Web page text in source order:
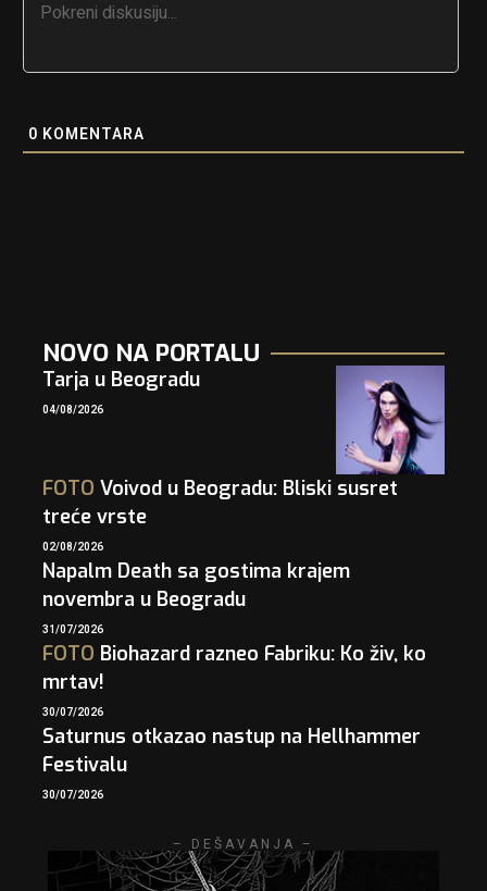
0 KOMENTARA
NOVO NA PORTALU
Tarja u Beogradu
04/08/2026
FOTO Voivod u Beogradu: Bliski susret
treće vrste
02/08/2026
Napalm Death sa gostima krajem
novembra u Beogradu
31/07/2026
FOTO Biohazard razneo Fabriku: Ko živ, ko
mrtav!
30/07/2026
Saturnus otkazao nastup na Hellhammer
Festivalu
30/07/2026
– DEŠAVANJA –